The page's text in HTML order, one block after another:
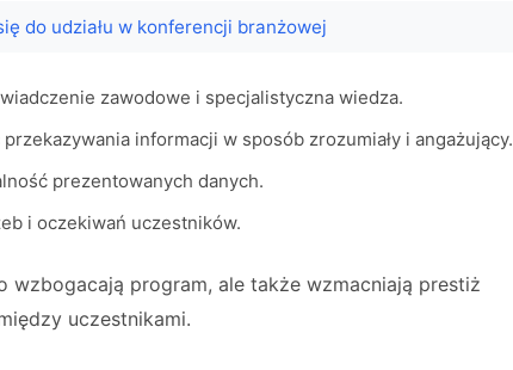
do udziału w konferencji branżowej
zawodowe i specjalistyczna wiedza.
informacji w sposób zrozumiały i angażujący.
prezentowanych danych.
i oczekiwań uczestników.
wzbogacają program, ale także wzmacniają prestiż
uczestnikami.